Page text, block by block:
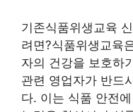
기존식품위생교육
려면?식품위생교육
자의 건강을 보호하
관련 영업자가 반드
다. 이는 식품 안전